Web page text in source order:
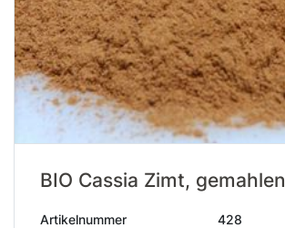
BIO Cassia Zimt, gemahlen
Artikelnummer 428